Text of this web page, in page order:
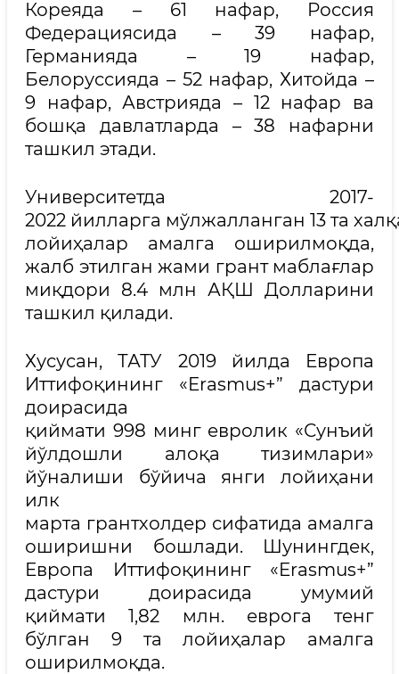
Кореяда – 61 нафар, Россия
Федерациясида – 39 нафар,
Германияда – 19 нафар,
Белоруссияда – 52 нафар, Хитойда –
9 нафар, Австрияда – 12 нафар ва
бошқа давлатларда – 38 нафарни
ташкил этади.
Университетда 2017-
2022 йилларга мўлжалланган 13 та
лойиҳалар амалга оширилмоқда,
жалб этилган жами грант маблағлар
миқдори 8.4 млн АҚШ Долларини
ташкил қилади.
Хусусан, ТАТУ 2019 йилда Европа
Иттифоқининг «Erasmus+” дастури
доирасида
қиймати 998 минг евролик «Сунъий
йўлдошли алоқа тизимлари»
йўналиши бўйича янги лойиҳани
илк
марта грантхолдер сифатида амалга
оширишни бошлади. Шунингдек,
Европа Иттифоқининг «Erasmus+”
дастури доирасида умумий
қиймати 1,82 млн. еврога тенг
бўлган 9 та лойиҳалар амалга
оширилмоқда.